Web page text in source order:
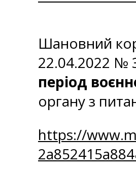
Шановний
22.04.2022 №
період
органу з
https://